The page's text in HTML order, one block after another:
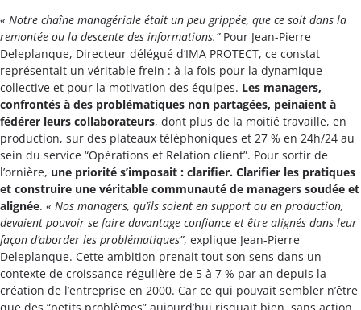
« Notre chaîne managériale était un peu grippée, que ce soit dans la
remontée ou la descente des informations.”Pour Jean-Pierre
Deleplanque, Directeur délégué d’IMA PROTECT, ce constat
représentait un véritable frein : à la fois pour la dynamique
collective et pour la motivation des équipes. Les managers,
confrontés à des problématiques non partagées, peinaient à
fédérer leurs collaborateurs, dont plus de la moitié travaille, en
production, sur des plateaux téléphoniques et 27 % en 24h/24 au
sein du service “Opérations et Relation client”. Pour sortir de
l’ornière, une priorité s’imposait : clarifier. Clarifier les pratiques
et construire une véritable communauté de managers soudée et
alignée. « Nos managers, qu’ils soient en support ou en production,
devaient pouvoir se faire davantage confiance et être alignés dans leur
façon d’aborder les problématiques”, explique Jean-Pierre
Deleplanque. Cette ambition prenait tout son sens dans un
contexte de croissance régulière de 5 à 7 % par an depuis la
création de l’entreprise en 2000. Car ce qui pouvait sembler n’être
que des “petits problèmes” aujourd’hui risquait bien, sans action,